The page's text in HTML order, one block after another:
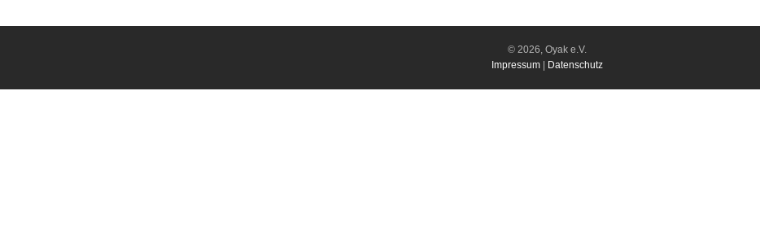
© 2026, Oyak e.V.
Impressum| Datenschutz